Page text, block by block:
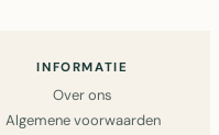
INFORMATIE
Over ons
Algemene voorwaarden